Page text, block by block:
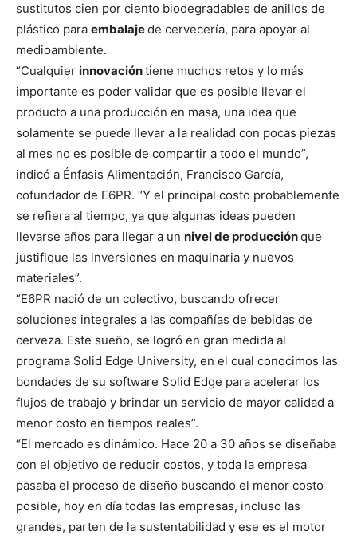
sustitutos cien por ciento biodegradables de anillos de
plástico para embalajede cervecería, para apoyar al
medioambiente.
“Cualquier innovacióntiene muchos retos y lo más
importante es poder validar que es posible llevar el
producto a una producción en masa, una idea que
solamente se puede llevar a la realidad con pocas piezas
al mes no es posible de compartir a todo el mundo”,
indicó a Énfasis Alimentación, Francisco García,
cofundador de E6PR. “Y el principal costo probablemente
se refiera al tiempo, ya que algunas ideas pueden
llevarse años para llegar a un nivel de producciónque
justifique las inversiones en maquinaria y nuevos
materiales”.
“E6PR nació de un colectivo, buscando ofrecer
soluciones integrales a las compañías de bebidas de
cerveza. Este sueño, se logró en gran medida al
programa Solid Edge University, en el cual conocimos las
bondades de su software Solid Edge para acelerar los
flujos de trabajo y brindar un servicio de mayor calidad a
menor costo en tiempos reales”.
“El mercado es dinámico. Hace 20 a 30 años se diseñaba
con el objetivo de reducir costos, y toda la empresa
pasaba el proceso de diseño buscando el menor costo
posible, hoy en día todas las empresas, incluso las
grandes, parten de la sustentabilidad y ese es el motor